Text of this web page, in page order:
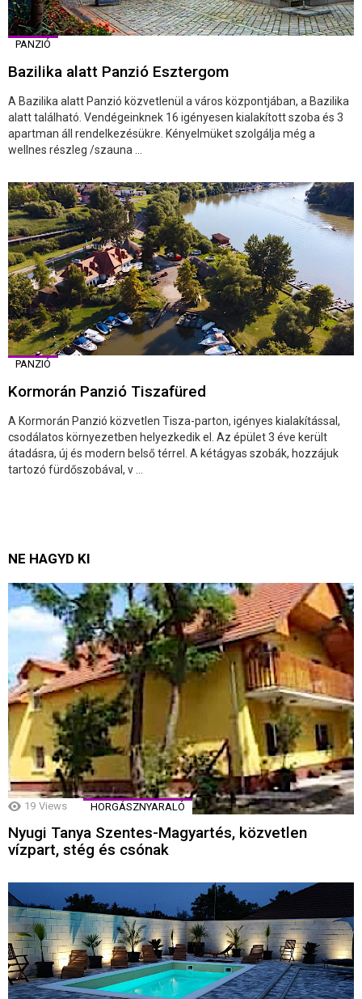
PANZIÓ
Bazilika alatt Panzió Esztergom
A Bazilika alatt Panzió közvetlenül a város központjában, a Bazilika
alatt található. Vendégeinknek 16 igényesen kialakított szoba és 3
apartman áll rendelkezésükre. Kényelmüket szolgálja még a
wellnes részleg /szauna ...
PANZIÓ
Kormorán Panzió Tiszafüred
A Kormorán Panzió közvetlen Tisza-parton, igényes kialakítással,
csodálatos környezetben helyezkedik el. Az épület 3 éve került
átadásra, új és modern belső térrel. A kétágyas szobák, hozzájuk
tartozó fürdőszobával, v ...
NE HAGYD KI
19 Views HORGÁSZNYARALÓ
Nyugi Tanya Szentes-Magyartés, közvetlen
vízpart, stég és csónak